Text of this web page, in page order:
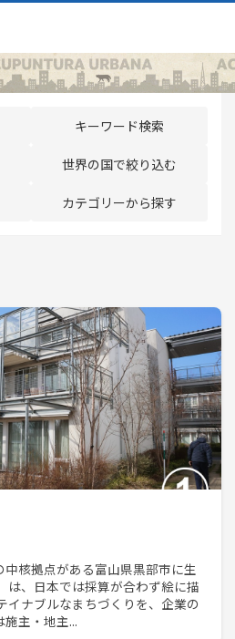
キーワード検索
世界の国で絞り込む
カテゴリーから探す
核拠点がある富山県黒部市に生
は、日本では採算が合わず絵に描
イナブルなまちづくりを、企業の
主・地主...